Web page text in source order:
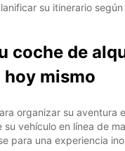
su itinerario según
coche de
hoy mismo
organizar su aventura
su vehículo en línea de
para una experiencia